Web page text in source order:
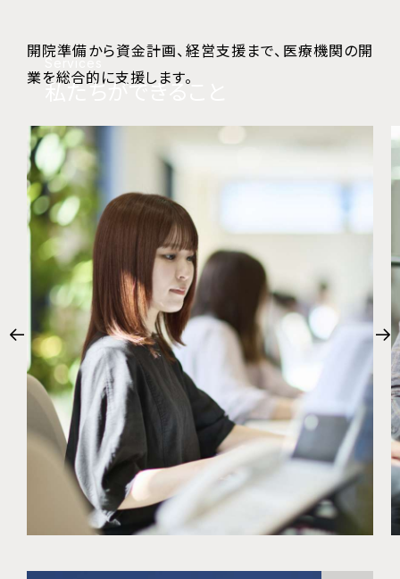
開院準備から資金計画、経営支援まで、医療機関の開
業を総合的に支援します。
Services
私たちができること